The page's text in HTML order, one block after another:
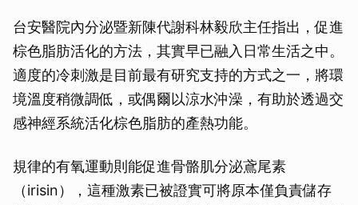
台安醫院內分泌暨新陳代謝科林毅欣主任指出，促進
棕色脂肪活化的方法，其實早已融入日常生活之中。
適度的冷刺激是目前最有研究支持的方式之一，將環
境溫度稍微調低，或偶爾以涼水沖澡，有助於透過交
感神經系統活化棕色脂肪的產熱功能。
規律的有氧運動則能促進骨骼肌分泌鳶尾素
（irisin），這種激素已被證實可將原本僅負責儲存